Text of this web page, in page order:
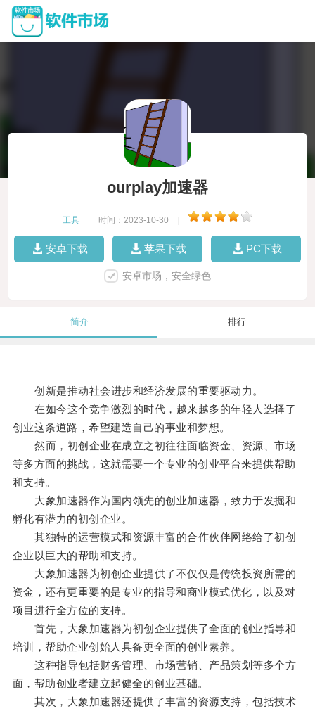
ourplay加速器
工具 时间：2023-10-30
安卓下载 苹果下载 PC下载
安卓市场，安全绿色
简介 排行
创新是推动社会进步和经济发展的重要驱动力。
在如今这个竞争激烈的时代，越来越多的年轻人选择了
创业这条道路，希望建造自己的事业和梦想。
然而，初创企业在成立之初往往面临资金、资源、市场
等多方面的挑战，这就需要一个专业的创业平台来提供帮助
和支持。
大象加速器作为国内领先的创业加速器，致力于发掘和
孵化有潜力的初创企业。
其独特的运营模式和资源丰富的合作伙伴网络给了初创
企业以巨大的帮助和支持。
大象加速器为初创企业提供了不仅仅是传统投资所需的
资金，还有更重要的是专业的指导和商业模式优化，以及对
项目进行全方位的支持。
首先，大象加速器为初创企业提供了全面的创业指导和
培训，帮助企业创始人具备更全面的创业素养。
这种指导包括财务管理、市场营销、产品策划等多个方
面，帮助创业者建立起健全的创业基础。
其次，大象加速器还提供了丰富的资源支持，包括技术